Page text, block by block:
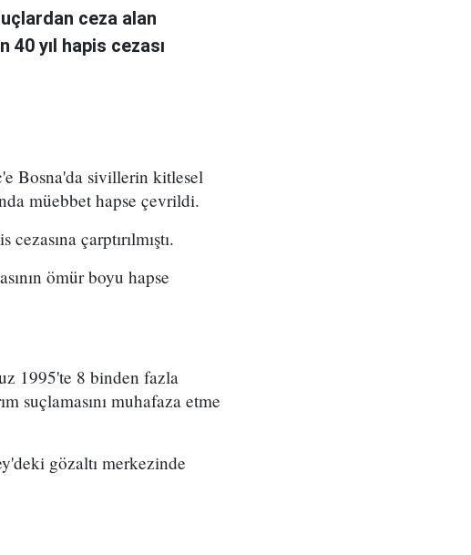
ceza alan
yıl hapis cezası
Bosna'da sivillerin kitlesel
müebbet hapse çevrildi.
çarptırılmıştı.
ömür boyu hapse
1995'te 8 binden fazla
suçlamasını muhafaza etme
gözaltı merkezinde